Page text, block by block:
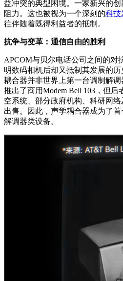
益冲突的典型困境。一家新兴的
阻力。这也被视为一个深刻的科技
往伴随着既得利益者的抵制。
抗争与变革：通信自由的胜利
APCOM与贝尔电话公司之间的对
明数码相机后却又抵制其发展的
耦合器并非世界上第一台调制解
推出了商用Modem Bell 103，但
空系统、部分政府机构、科研网
出售。因此，声学耦合器成为了
解调器类设备。